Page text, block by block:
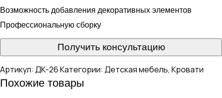
Возможность добавления декоративных элементов
Профессиональную сборку
Получить консультацию
Артикул: ДК-26Категории: Детская мебель, Кровати
Похожие товары